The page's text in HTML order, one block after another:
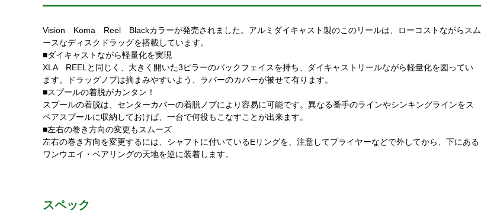
Vision Koma Reel Blackカラーが発売されました。アルミダイキャスト製のこのリールは、ローコストながらスム
ースなディスクドラッグを搭載しています。
■ダイキャストながら軽量化を実現
XLA REELと同じく、大きく開いた3ピラーのバックフェイスを持ち、ダイキャストリールながら軽量化を図ってい
ます。ドラッグノブは摘まみやすいよう、ラバーのカバーが被せて有ります。
■スプールの着脱がカンタン！
スプールの着脱は、センターカバーの着脱ノブにより容易に可能です。異なる番手のラインやシンキングラインをス
ペアスプールに収納しておけば、一台で何役もこなすことが出来ます。
■左右の巻き方向の変更もスムーズ
左右の巻き方向を変更するには、シャフトに付いているEリングを、注意してプライヤーなどで外してから、下にある
ワンウエイ・ベアリングの天地を逆に装着します。
スペック